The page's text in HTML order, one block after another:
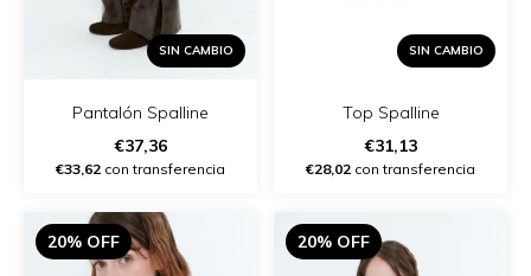
SIN CAMBIO
Pantalón Spalline
€37,36
€33,62 con transferencia
SIN CAMBIO
Top Spalline
€31,13
€28,02 con transferencia
20% OFF 20% OFF